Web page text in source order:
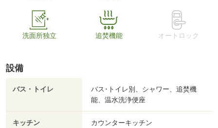
洗面所独立 追焚機能 オートロック
設備
バス・トイレ
バス･トイレ別、シャワー、追焚機
能、温水洗浄便座
キッチン カウンターキッチン